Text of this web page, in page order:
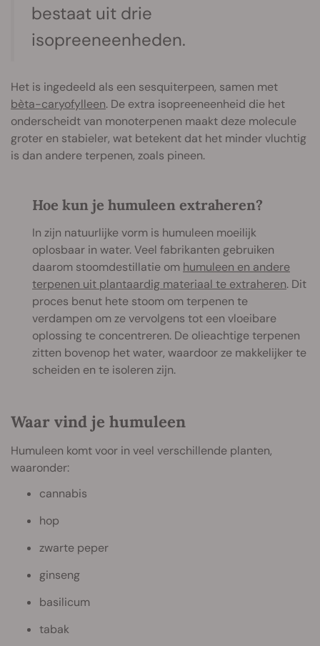
bestaat uit drie
isopreeneenheden.
Het is ingedeeld als een sesquiterpeen, samen met
bèta-caryofylleen. De extra isopreeneenheid die het
onderscheidt van monoterpenen maakt deze molecule
groter en stabieler, wat betekent dat het minder vluchtig
is dan andere terpenen, zoals pineen.
Hoe kun je humuleen extraheren?
In zijn natuurlijke vorm is humuleen moeilijk
oplosbaar in water. Veel fabrikanten gebruiken
daarom stoomdestillatie om humuleen en andere
terpenen uit plantaardig materiaal te extraheren. Dit
proces benut hete stoom om terpenen te
verdampen om ze vervolgens tot een vloeibare
oplossing te concentreren. De olieachtige terpenen
zitten bovenop het water, waardoor ze makkelijker te
scheiden en te isoleren zijn.
Waar vind je humuleen
Humuleen komt voor in veel verschillende planten,
waaronder:
cannabis
hop
zwarte peper
ginseng
basilicum
tabak